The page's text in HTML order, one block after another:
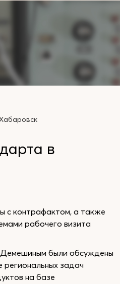
в
с контрафактом, а также
рабочего визита
Демешиным были обсуждены
региональных задач
на базе